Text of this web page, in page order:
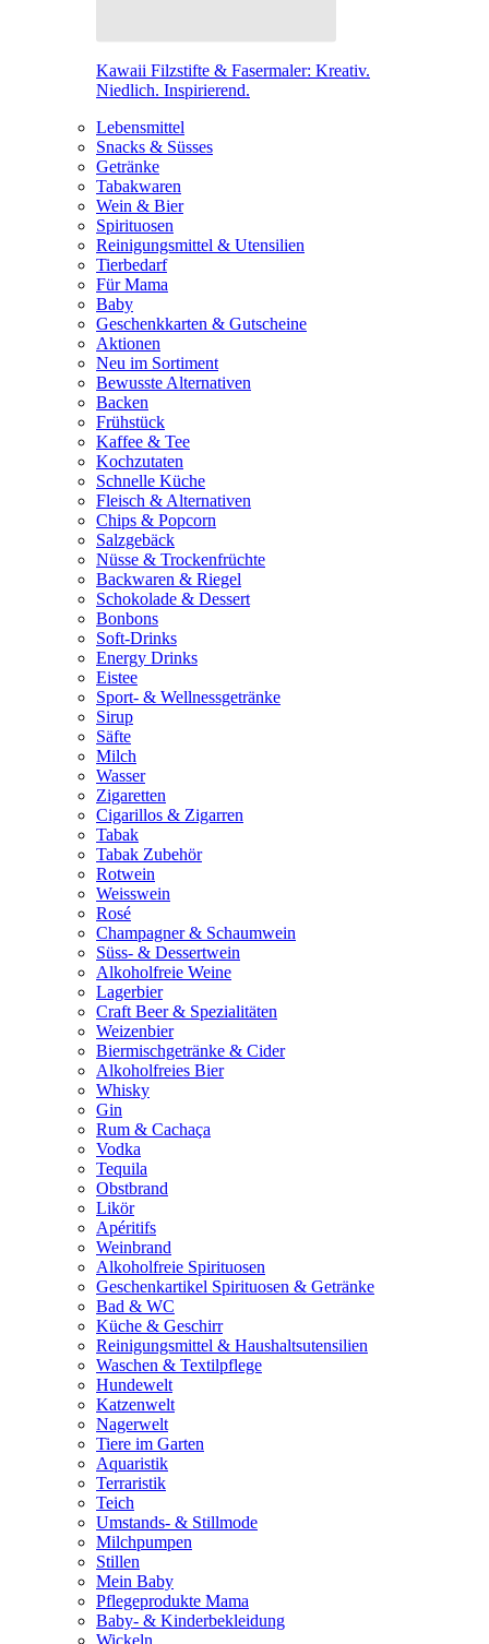
Kawaii Filzstifte & Fasermaler: Kreativ.
Niedlich. Inspirierend.
Lebensmittel
Snacks & Süsses
Getränke
Tabakwaren
Wein & Bier
Spirituosen
Reinigungsmittel & Utensilien
Tierbedarf
Für Mama
Baby
Geschenkkarten & Gutscheine
Aktionen
Neu im Sortiment
Bewusste Alternativen
Backen
Frühstück
Kaffee & Tee
Kochzutaten
Schnelle Küche
Fleisch & Alternativen
Chips & Popcorn
Salzgebäck
Nüsse & Trockenfrüchte
Backwaren & Riegel
Schokolade & Dessert
Bonbons
Soft-Drinks
Energy Drinks
Eistee
Sport- & Wellnessgetränke
Sirup
Säfte
Milch
Wasser
Zigaretten
Cigarillos & Zigarren
Tabak
Tabak Zubehör
Rotwein
Weisswein
Rosé
Champagner & Schaumwein
Süss- & Dessertwein
Alkoholfreie Weine
Lagerbier
Craft Beer & Spezialitäten
Weizenbier
Biermischgetränke & Cider
Alkoholfreies Bier
Whisky
Gin
Rum & Cachaça
Vodka
Tequila
Obstbrand
Likör
Apéritifs
Weinbrand
Alkoholfreie Spirituosen
Geschenkartikel Spirituosen & Getränke
Bad & WC
Küche & Geschirr
Reinigungsmittel & Haushaltsutensilien
Waschen & Textilpflege
Hundewelt
Katzenwelt
Nagerwelt
Tiere im Garten
Aquaristik
Terraristik
Teich
Umstands- & Stillmode
Milchpumpen
Stillen
Mein Baby
Pflegeprodukte Mama
Baby- & Kinderbekleidung
Wickeln